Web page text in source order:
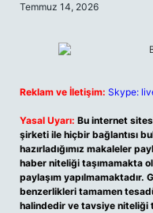
Temmuz 14, 2026
Reklam ve İletişim: Skype:
Yasal Uyarı: Bu internet
şirketi ile hiçbir bağlantısı
hazırladığımız makaleler
haber niteliği taşımamakta
paylaşım yapılmamaktadır.
benzerlikleri tamamen
halindedir ve tavsiye niteliği